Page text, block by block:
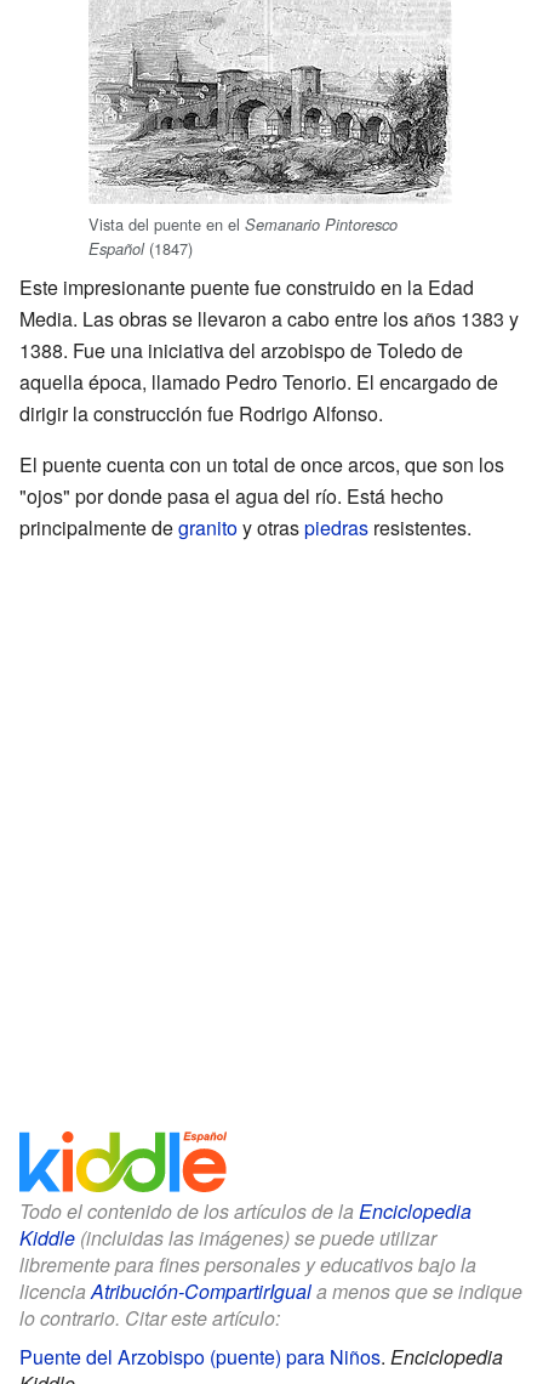
Vista del puente en el Semanario Pintoresco
Español(1847)
Este impresionante puente fue construido en la Edad
Media. Las obras se llevaron a cabo entre los años 1383 y
1388. Fue una iniciativa del arzobispo de Toledo de
aquella época, llamado Pedro Tenorio. El encargado de
dirigir la construcción fue Rodrigo Alfonso.
El puente cuenta con un total de once arcos, que son los
"ojos" por donde pasa el agua del río. Está hecho
principalmente degranitoy otraspiedras resistentes.
Todo el contenido de los artículos de la Enciclopedia
Kiddle (incluidas las imágenes) se puede utilizar
libremente para fines personales y educativos bajo la
licenciaAtribución-CompartirIguala menos que se indique
lo contrario. Citar este artículo:
Puente del Arzobispo (puente) para Niños. Enciclopedia